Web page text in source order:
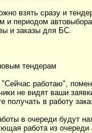
взять сразу и
и периодом
и заказы для БС.
тендерам
работаю",
не видят ваши
в работу
в очереди будут
работа из очереди